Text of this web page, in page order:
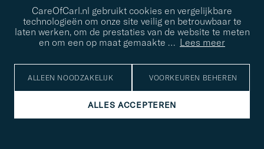
CareOfCarl.nl gebruikt cookies en vergelijkbare
technologieën om onze site veilig en betrouwbaar te
laten werken, om de prestaties van de website te meten
en om een op maat gemaakte … Lees meer
ALLEEN NOODZAKELIJK VOORKEUREN BEHEREN
ALLES ACCEPTEREN
© Care of Carl 2026